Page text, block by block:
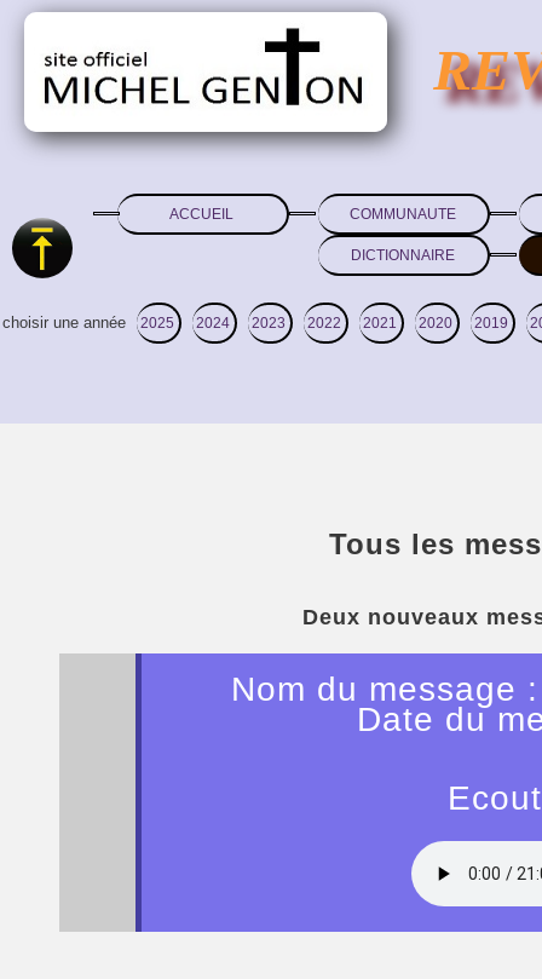
ACCUEIL COMMUNAUTE
DICTIONNAIRE
choisir une année 2025 2024 2023 2022 2021 2020 2019
Tous les
Deux nouveaux
Nom du message
Date du